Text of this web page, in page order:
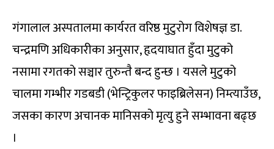
गंगालाल अस्पतालमा कार्यरत वरिष्ठ मुटुरोग विशेषज्ञ डा.
चन्द्रमणि अधिकारीका अनुसार, हृदयाघात हुँदा मुटुको
नसामा रगतको सञ्चार तुरुन्तै बन्द हुन्छ । यसले मुटुको
चालमा गम्भीर गडबडी (भेन्ट्रिकुलर फाइब्रिलेसन) निम्त्याउँछ,
जसका कारण अचानक मानिसको मृत्यु हुने सम्भावना बढ्छ
।